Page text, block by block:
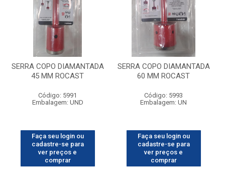
SERRA COPO DIAMANTADA
45 MM ROCAST
Código: 5991
Embalagem: UND
Faça seu login ou
cadastre-se para
ver preços e
comprar
SERRA COPO DIAMANTADA
60 MM ROCAST
Código: 5993
Embalagem: UN
Faça seu login ou
cadastre-se para
ver preços e
comprar